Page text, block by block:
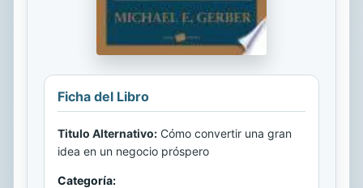
Ficha del Libro
Titulo Alternativo: Cómo convertir una gran
idea en un negocio próspero
Categoría: